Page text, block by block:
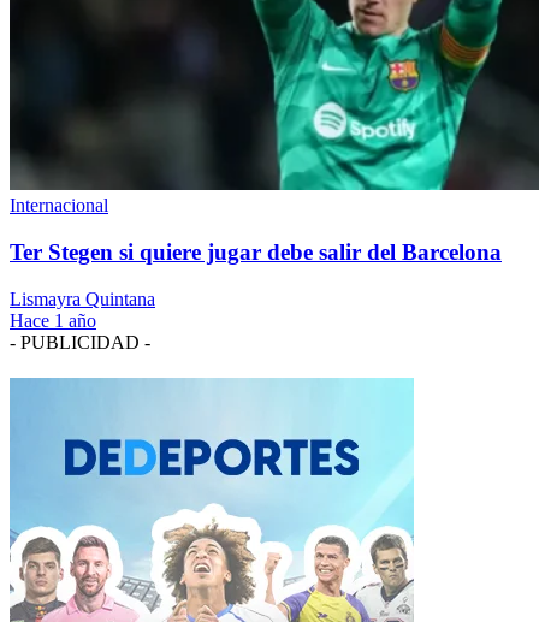
Internacional
Ter Stegen si quiere jugar debe salir del Barcelona
Lismayra Quintana
Hace 1 año
- PUBLICIDAD -